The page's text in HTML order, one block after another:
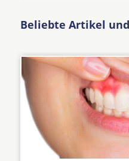
Beliebte Artikel